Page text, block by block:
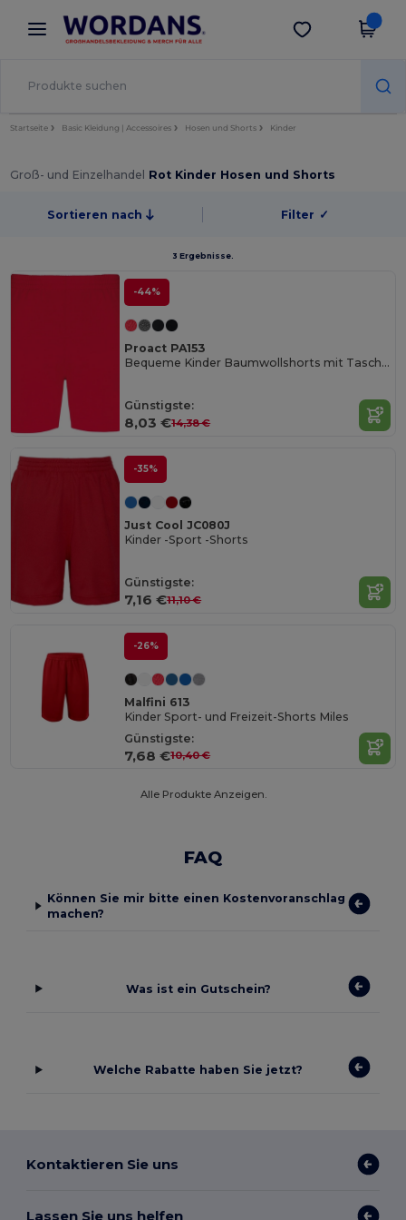
× Wordans App
Bessere Preise in der App!
App holen
Startseite Basic Kleidung | Accessoires Hosen und Shorts Kinder
Groß- und Einzelhandel Rot Kinder Hosen und Shorts
Sortieren nach Filter ✓
3 Ergebnisse.
-44%
Proact PA153
Bequeme Kinder Baumwollshorts mit Taschen
Günstigste:
8,03 €14,38 €
-35%
Just Cool JC080J
Kinder -Sport -Shorts
Günstigste:
7,16 €11,10 €
-26%
Malfini 613
Kinder Sport- und Freizeit-Shorts Miles
Günstigste:
7,68 €10,40 €
Alle Produkte Anzeigen.
FAQ
Können Sie mir bitte einen Kostenvoranschlag
machen?
Was ist ein Gutschein?
Welche Rabatte haben Sie jetzt?
Kontaktieren Sie uns
Lassen Sie uns helfen